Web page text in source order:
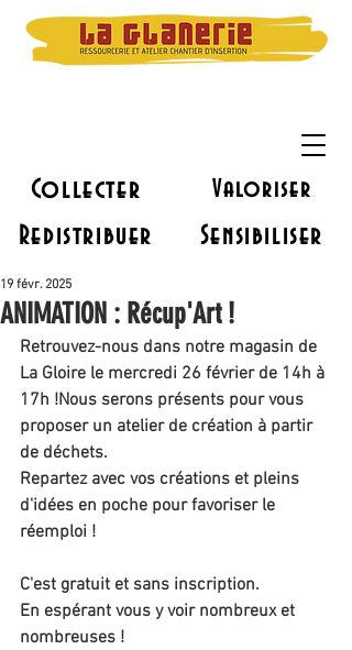
Collecter Valoriser
Redistribuer Sensibiliser
ANIMATION : Récup'Art !
19 févr. 2025
Retrouvez-nous dans notre magasin de
La Gloire le mercredi 26 février de 14h à
17h !Nous serons présents pour vous
proposer un atelier de création à partir
de déchets.
Repartez avec vos créations et pleins
d'idées en poche pour favoriser le
réemploi !
C'est gratuit et sans inscription.
En espérant vous y voir nombreux et
nombreuses !